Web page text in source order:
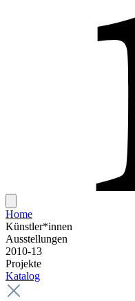
Home
Künstler*innen
Ausstellungen
2010-13
Projekte
Katalog